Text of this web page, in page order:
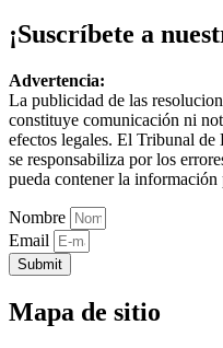
¡Suscríbete a
Advertencia:
La publicidad de las
constituye comunicación ni
efectos legales. El Tribunal
se responsabiliza por los
pueda contener la información
Nombre
Email
Submit
Mapa de sitio